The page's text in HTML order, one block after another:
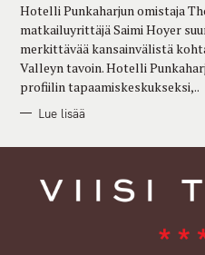
I
E
S
Hotelli Punkaharjun omistaja
matkailuyrittäjä Saimi Hoyer
merkittävää kansainvälistä
Valleyn tavoin. Hotelli
profiilin tapaamiskeskukseksi,..
Lue lisää